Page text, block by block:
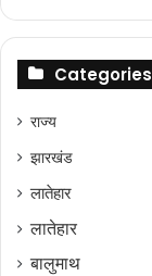
Categories
राज्‍य
झारखंड
लातेहार
लातेहार
बालुमाथ